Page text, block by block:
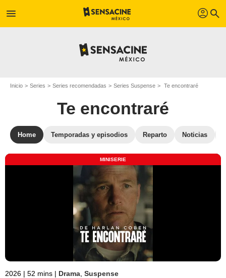
menu profil search
Inicio Series Series recomendadas Series Suspense Te encontraré
Te encontraré
Home Temporadas y episodios Reparto Noticias
MINISERIE
2026 | 52 mins | Drama Suspense